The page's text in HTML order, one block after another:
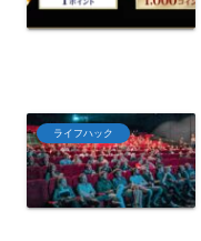
ライフハック